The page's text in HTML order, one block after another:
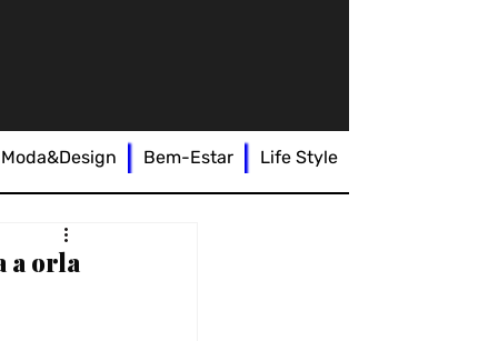
a orla
Moda&Design Bem-Estar Life Style